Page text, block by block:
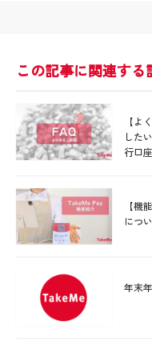
この記事に関連する
【よ
した
行口座
【機
につ
年末